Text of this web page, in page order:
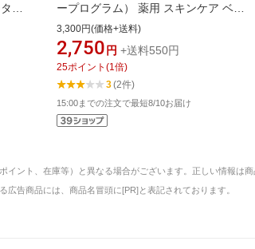
イ
ープログラム） 薬用 スキンケア ベー
ス CC ミディアムベージュ 25g ミディ
アムベージュ
3,300円(価格+送料)
2,750 円 +送料550円
25ポイント (1 倍)
3(2件)
15:00までの注文で最短8/10お届け
ント、在庫等）と異なる場合がございます。正しい情報は商
告商品には、商品名冒頭に[PR]と表記されております。